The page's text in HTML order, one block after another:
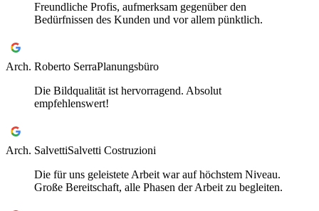
Freundliche Profis, aufmerksam gegenüber den
Bedürfnissen des Kunden und vor allem pünktlich.
Arch. Roberto SerraPlanungsbüro
Die Bildqualität ist hervorragend. Absolut
empfehlenswert!
Arch. SalvettiSalvetti Costruzioni
Die für uns geleistete Arbeit war auf höchstem Niveau.
Große Bereitschaft, alle Phasen der Arbeit zu begleiten.